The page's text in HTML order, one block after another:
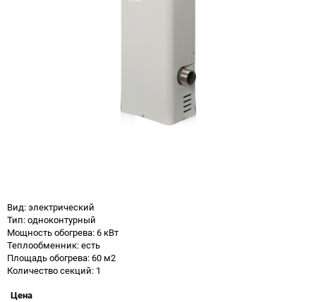
Вид: электрический
Тип: одноконтурный
Мощность обогрева: 6 кВт
Теплообменник: есть
Площадь обогрева: 60 м2
Количество секций: 1
Цена